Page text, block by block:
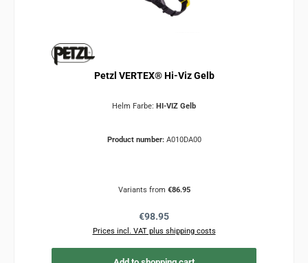
Petzl VERTEX® Hi-Viz Gelb
Helm Farbe: HI-VIZ Gelb
Product number: A010DA00
Variants from €86.95
Regular price:
€98.95
Prices incl. VAT plus shipping costs